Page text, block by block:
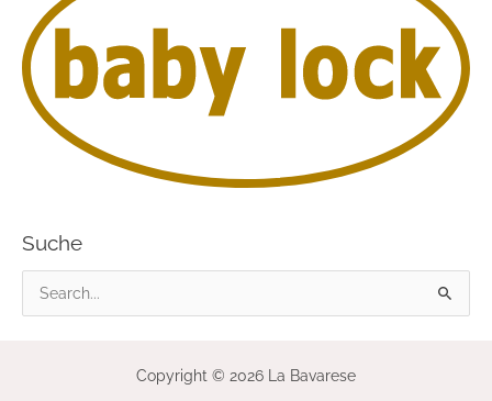
Suche
Copyright © 2026 La Bavarese